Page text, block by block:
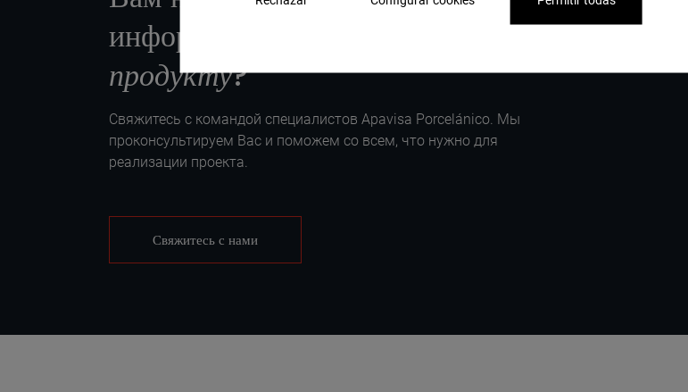
информация или помощь
продукту?
Свяжитесь с командой специалистов Apavisa Porcelánico. Мы
проконсультируем Вас и поможем со всем, что нужно для
реализации проекта.
Свяжитесь с нами